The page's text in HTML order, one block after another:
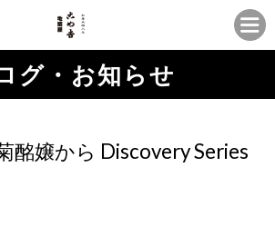
グ・お知らせ
酩嬢から Discovery Series